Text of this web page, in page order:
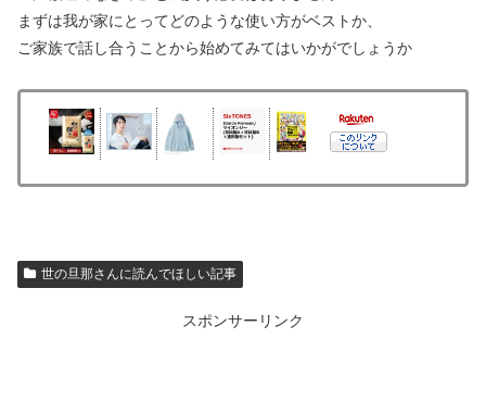
まずは我が家にとってどのような使い方がベストか、
ご家族で話し合うことから始めてみてはいかがでしょうか
世の旦那さんに読んでほしい記事
スポンサーリンク